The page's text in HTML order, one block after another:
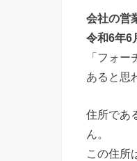
会社の営
令和6年6
「フォ
あると思
住所であ
ん。
この住所